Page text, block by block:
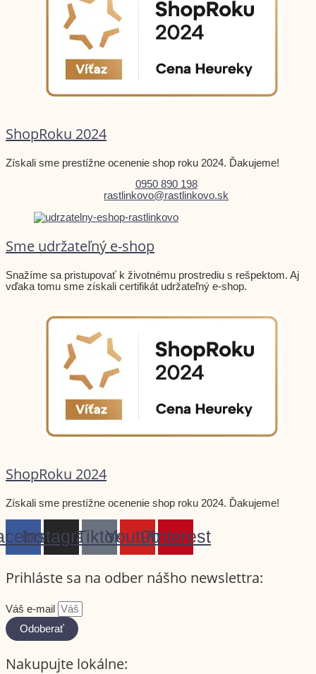
ShopRoku 2024
Získali sme prestížne ocenenie shop roku 2024. Ďakujeme!
0950 890 198
rastlinkovo@rastlinkovo.sk
Sme udržateľný e-shop
Snažíme sa pristupovať k životnému prostrediu s rešpektom. Aj
vďaka tomu sme získali certifikát udržateľný e-shop.
ShopRoku 2024
Získali sme prestížne ocenenie shop roku 2024. Ďakujeme!
InstagramTiktokYoutubePinterest
Prihláste sa na odber nášho newslettra:
Váš e-mail
Odoberať
Nakupujte lokálne: